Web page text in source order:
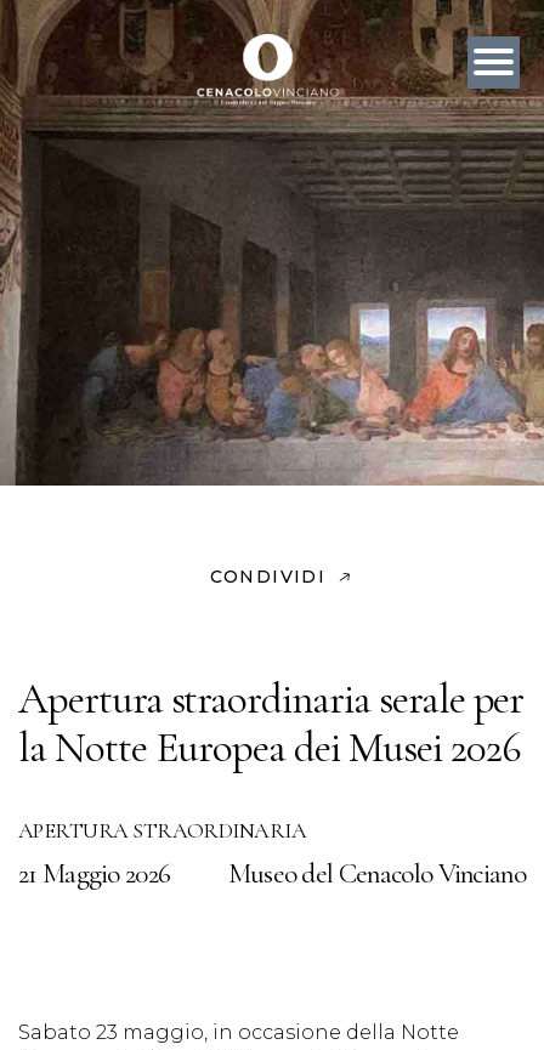
CONDIVIDI
Apertura straordinaria serale per
la Notte Europea dei Musei 2026
APERTURA STRAORDINARIA
21 Maggio 2026 Museo del Cenacolo Vinciano
Sabato 23 maggio, in occasione della Notte